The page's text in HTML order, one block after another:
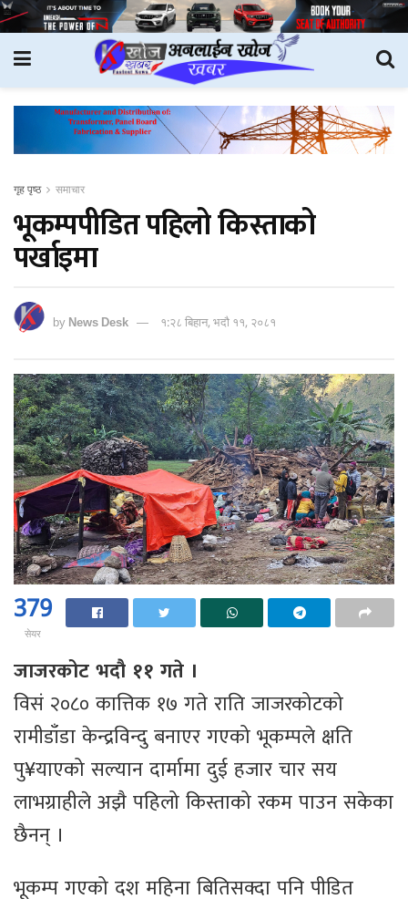
गृह पृष्ठ समाचार
भूकम्पपीडित पहिलो किस्ताको
पर्खाइमा
byNews Desk १:२८ बिहान, भदौ ११, २०८१
379
सेयर
जाजरकोट भदौ ११ गते ।
विसं २०८० कात्तिक १७ गते राति जाजरकोटको
रामीडाँडा केन्द्रविन्दु बनाएर गएको भूकम्पले क्षति
पु¥याएको सल्यान दार्मामा दुई हजार चार सय
लाभग्राहीले अझै पहिलो किस्ताको रकम पाउन सकेका
छैनन् ।
भूकम्प गएको दश महिना बितिसक्दा पनि पीडित